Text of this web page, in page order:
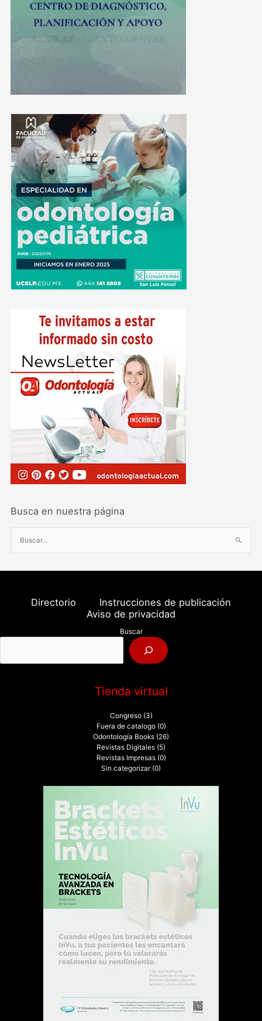
Busca en nuestra página
u
s
o
:
Directorio
Instrucciones de publicación
Aviso de privacidad
Buscar
Tienda virtual
Congreso (3)
Fuera de catalogo (0)
Odontología Books (26)
Revistas Digitales (5)
Revistas Impresas (0)
Sin categorizar (0)